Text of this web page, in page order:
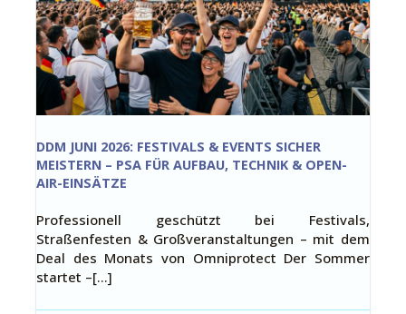
DDM JUNI 2026: FESTIVALS & EVENTS SICHER
MEISTERN – PSA FÜR AUFBAU, TECHNIK & OPEN-
AIR-EINSÄTZE
Professionell geschützt bei Festivals,
Straßenfesten & Großveranstaltungen – mit dem
Deal des Monats von Omniprotect Der Sommer
startet –[…]